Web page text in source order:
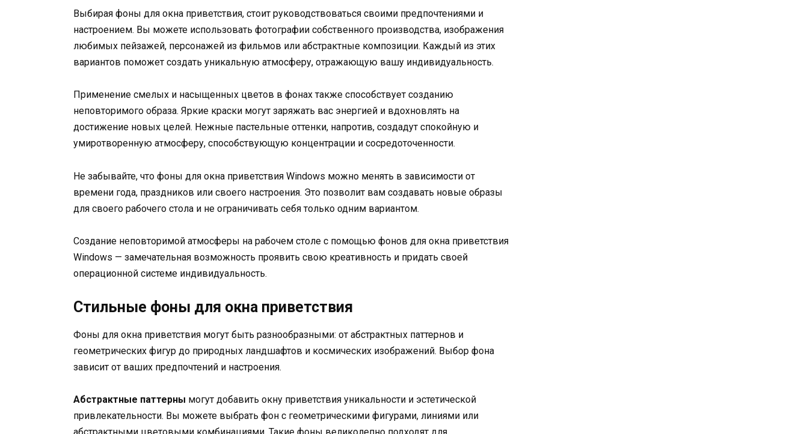
Выбирая фоны для окна приветствия, стоит руководствоваться своими предпочтениями и
настроением. Вы можете использовать фотографии собственного производства, изображения
любимых пейзажей, персонажей из фильмов или абстрактные композиции. Каждый из этих
вариантов поможет создать уникальную атмосферу, отражающую вашу индивидуальность.
Применение смелых и насыщенных цветов в фонах также способствует созданию
неповторимого образа. Яркие краски могут заряжать вас энергией и вдохновлять на
достижение новых целей. Нежные пастельные оттенки, напротив, создадут спокойную и
умиротворенную атмосферу, способствующую концентрации и сосредоточенности.
Не забывайте, что фоны для окна приветствия Windows можно менять в зависимости от
времени года, праздников или своего настроения. Это позволит вам создавать новые образы
для своего рабочего стола и не ограничивать себя только одним вариантом.
Создание неповторимой атмосферы на рабочем столе с помощью фонов для окна приветствия
Windows — замечательная возможность проявить свою креативность и придать своей
операционной системе индивидуальность.
Стильные фоны для окна приветствия
Фоны для окна приветствия могут быть разнообразными: от абстрактных паттернов и
геометрических фигур до природных ландшафтов и космических изображений. Выбор фона
зависит от ваших предпочтений и настроения.
Абстрактные паттерны могут добавить окну приветствия уникальности и эстетической
привлекательности. Вы можете выбрать фон с геометрическими фигурами, линиями или